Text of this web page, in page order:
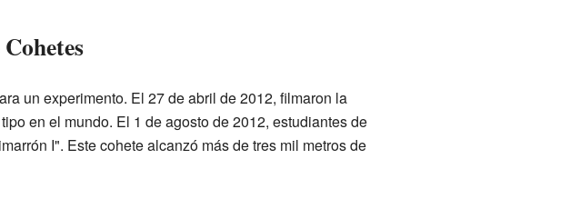
un experimento. El 27 de abril de 2012, filmaron la
en el mundo. El 1 de agosto de 2012, estudiantes de
I". Este cohete alcanzó más de tres mil metros de